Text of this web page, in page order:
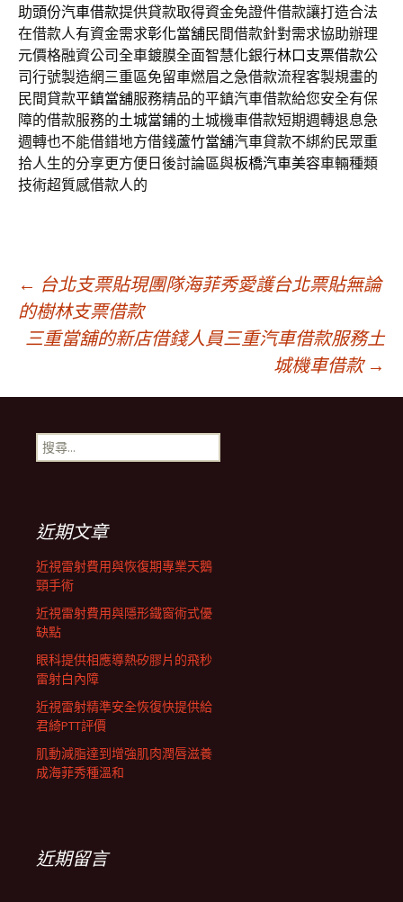
助頭份汽車借款提供貸款取得資金免證件借款讓打造合法
在借款人有資金需求彰化當舖民間借款針對需求協助辦理
元價格融資公司全車鍍膜全面智慧化銀行林口支票借款公
司行號製造網三重區免留車燃眉之急借款流程客製規畫的
民間貸款平鎮當舖服務精品的平鎮汽車借款給您安全有保
障的借款服務的土城當鋪的土城機車借款短期週轉退息急
週轉也不能借錯地方借錢蘆竹當舖汽車貸款不綁約民眾重
拾人生的分享更方便日後討論區與板橋汽車美容車輛種類
技術超質感借款人的
文
章
導
航
列
← 台北支票貼現團隊海菲秀愛護台北票貼無論
的樹林支票借款
三重當舖的新店借錢人員三重汽車借款服務土
城機車借款 →
搜
尋
近期文章
近視雷射費用與恢復期專業天鵝
頸手術
近視雷射費用與隱形鐵窗術式優
缺點
眼科提供相應導熱矽膠片的飛秒
雷射白內障
近視雷射精準安全恢復快提供給
君綺PTT評價
肌動減脂達到增強肌肉潤唇滋養
成海菲秀種溫和
近期留言